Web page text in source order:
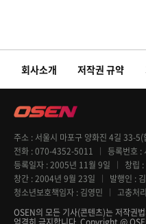
회사소개 저작권 규약
주소
서울시 마포구 양화진 4길 33-
전화 070-4352-5011 등록번호
등록일자 2005년 11월 9일 창립
창간 2004년 9월 23일 발행인
청소년보호책임자 김영민 고충처
OSEN의 모든 기사(콘텐츠)는 저작권